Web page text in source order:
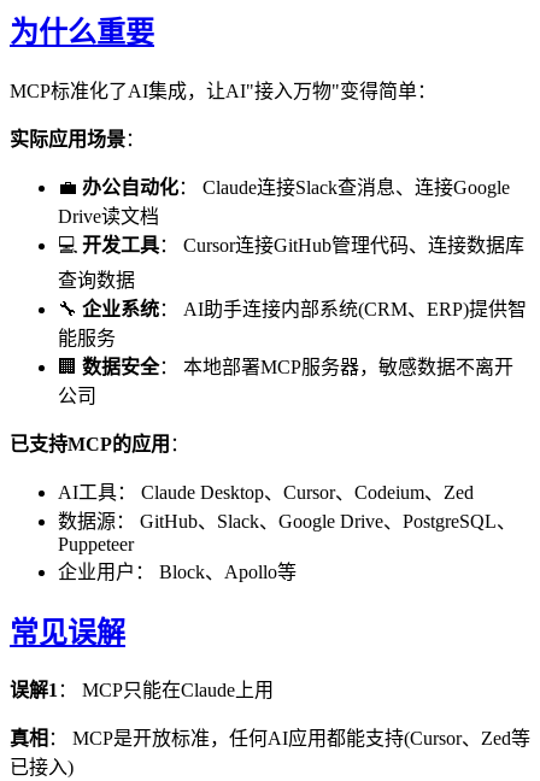
为什么重要
MCP标准化了AI集成，让AI"接入万物"变得简单：
实际应用场景：
💼 办公自动化： Claude连接Slack查消息、连接Google
Drive读文档
💻 开发工具： Cursor连接GitHub管理代码、连接数据库
查询数据
🔧 企业系统： AI助手连接内部系统(CRM、ERP)提供智
能服务
🏢 数据安全： 本地部署MCP服务器，敏感数据不离开
公司
已支持MCP的应用 ：
AI工具： Claude Desktop、Cursor、Codeium、Zed
数据源： GitHub、Slack、Google Drive、PostgreSQL、
Puppeteer
企业用户： Block、Apollo等
常见误解
误解1： MCP只能在Claude上用
真相 ： MCP是开放标准，任何AI应用都能支持(Cursor、Zed等
已接入)